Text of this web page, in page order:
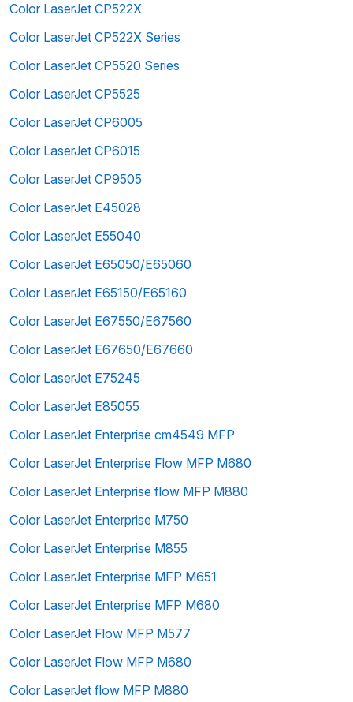
Color LaserJet CP522X
Color LaserJet CP522X Series
Color LaserJet CP5520 Series
Color LaserJet CP5525
Color LaserJet CP6005
Color LaserJet CP6015
Color LaserJet CP9505
Color LaserJet E45028
Color LaserJet E55040
Color LaserJet E65050/E65060
Color LaserJet E65150/E65160
Color LaserJet E67550/E67560
Color LaserJet E67650/E67660
Color LaserJet E75245
Color LaserJet E85055
Color LaserJet Enterprise cm4549 MFP
Color LaserJet Enterprise Flow MFP M680
Color LaserJet Enterprise flow MFP M880
Color LaserJet Enterprise M750
Color LaserJet Enterprise M855
Color LaserJet Enterprise MFP M651
Color LaserJet Enterprise MFP M680
Color LaserJet Flow MFP M577
Color LaserJet Flow MFP M680
Color LaserJet flow MFP M880